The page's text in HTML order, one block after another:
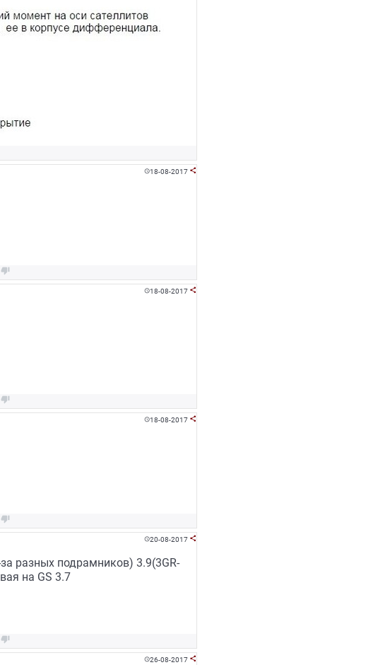
18-08-2017 

18-08-2017 

18-08-2017 

20-08-2017 
разных подрамников) 3.9(3GR-
на GS 3.7

26-08-2017 